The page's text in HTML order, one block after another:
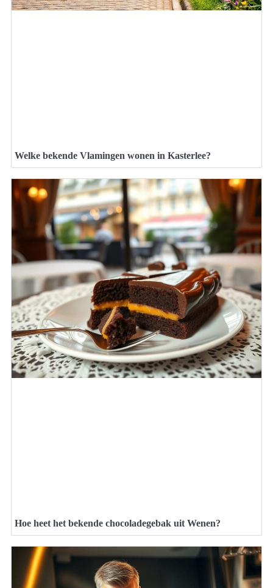
Welke bekende Vlamingen wonen in Kasterlee?
Hoe heet het bekende chocoladegebak uit Wenen?